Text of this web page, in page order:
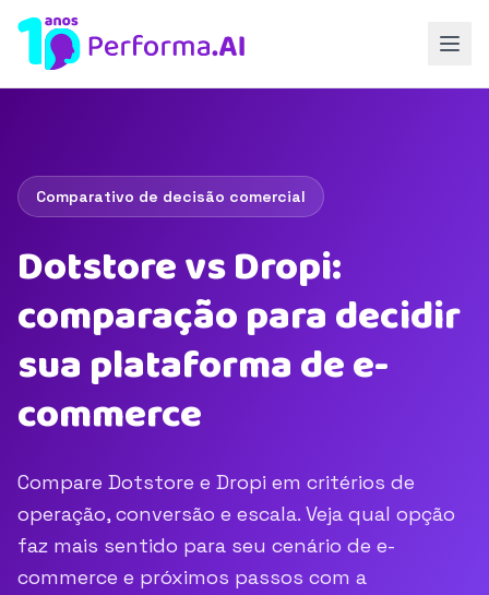
Comparativo de decisão comercial
Dotstore vs Dropi:
comparação para decidir
sua plataforma de e-
commerce
Compare Dotstore e Dropi em critérios de
operação, conversão e escala. Veja qual opção
faz mais sentido para seu cenário de e-
commerce e próximos passos com a